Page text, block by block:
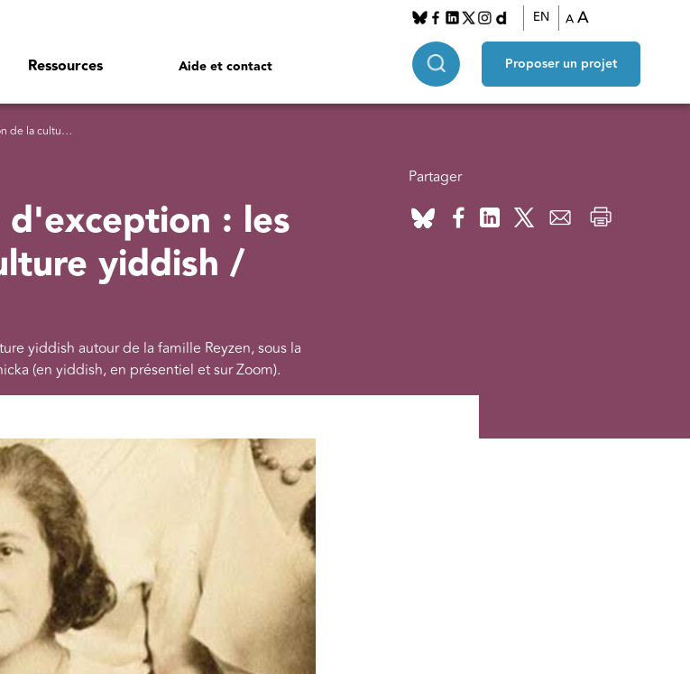
Ressources Aide et contact
EN A A
Proposer un projet
Medem
: les
yiddish /
yiddish autour de la famille Reyzen, sous la
(en yiddish, en présentiel et sur Zoom).
Partager